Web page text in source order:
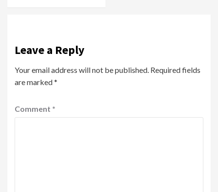
Leave a Reply
Your email address will not be published. Required fields
are marked*
Comment *